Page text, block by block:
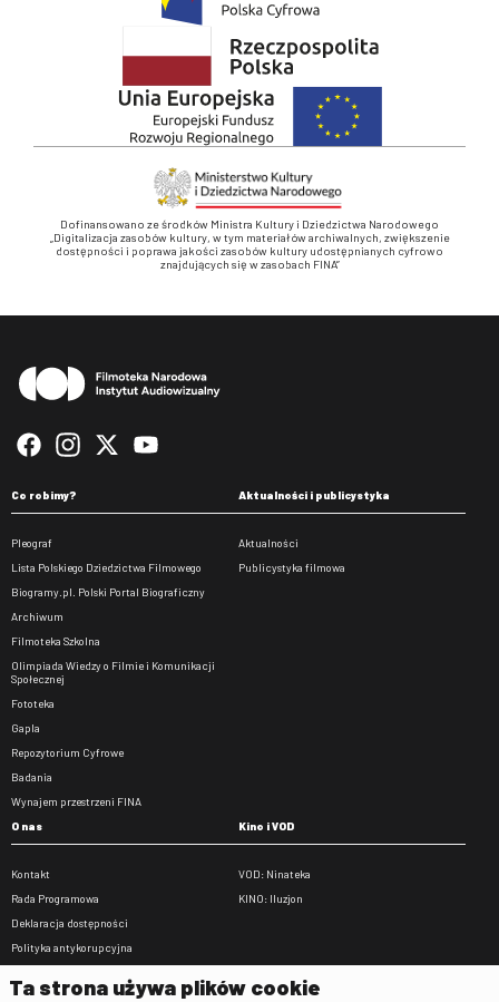
Dofinansowano ze środków Ministra Kultury i Dziedzictwa Narodowego
„Digitalizacja zasobów kultury, w tym materiałów archiwalnych, zwiększenie
dostępności i poprawa jakości zasobów kultury udostępnianych cyfrowo
znajdujących się w zasobach FINA”
Co robimy?
Pleograf
Lista Polskiego Dziedzictwa Filmowego
Biogramy.pl. Polski Portal Biograficzny
Archiwum
Filmoteka Szkolna
Olimpiada Wiedzy o Filmie i Komunikacji
Społecznej
Fototeka
Gapla
Repozytorium Cyfrowe
Badania
Wynajem przestrzeni FINA
Aktualności i publicystyka
Aktualności
Publicystyka filmowa
O nas
Kontakt
Rada Programowa
Deklaracja dostępności
Polityka antykorupcyjna
Zamówienia publiczne
Kino i VOD
VOD: Ninateka
KINO: Iluzjon
Ta strona używa plików cookie